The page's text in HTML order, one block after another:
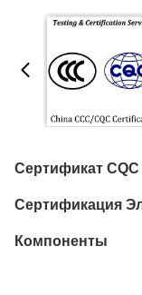
Сертификат
Сертификация
Компоненты